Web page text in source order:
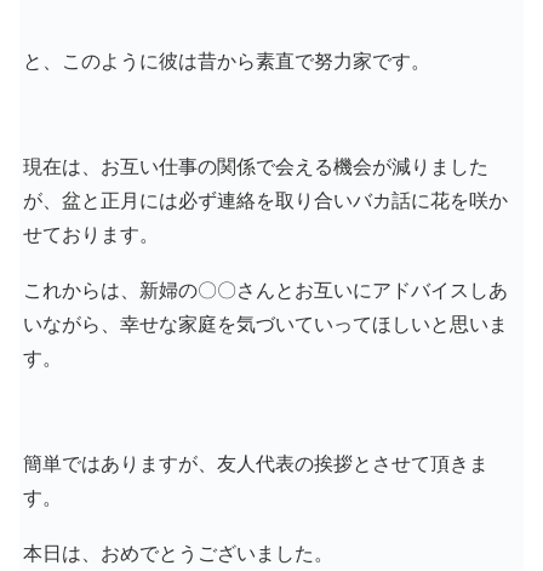
と、このように彼は昔から素直で努力家です。
現在は、お互い仕事の関係で会える機会が減りました
が、盆と正月には必ず連絡を取り合いバカ話に花を咲か
せております。
これからは、新婦の〇〇さんとお互いにアドバイスしあ
いながら、幸せな家庭を気づいていってほしいと思いま
す。
簡単ではありますが、友人代表の挨拶とさせて頂きま
す。
本日は、おめでとうございました。